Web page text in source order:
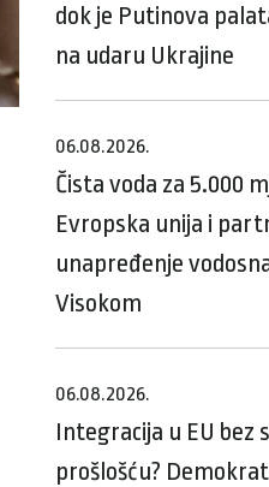
dok je Putinova
na udaru Ukrajine
06.08.2026.
Čista voda za 5.000
Evropska unija i
unapređenje
Visokom
06.08.2026.
Integracija u EU bez
prošlošću?